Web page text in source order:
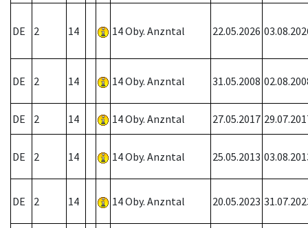
DE 2 14 14 Oby. Anzntal 22.05.2026
DE 2 14 14 Oby. Anzntal 31.05.2008
DE 2 14 14 Oby. Anzntal 27.05.2017
DE 2 14 14 Oby. Anzntal 25.05.2013
DE 2 14 14 Oby. Anzntal 20.05.2023